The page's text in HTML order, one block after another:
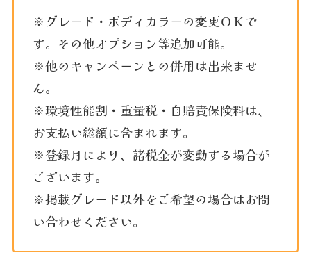
※グレード・ボディカラーの変更ＯＫで
す。その他オプション等追加可能。
※他のキャンペーンとの併用は出来ませ
ん。
※環境性能割・重量税・自賠責保険料は、
お支払い総額に含まれます。
※登録月により、諸税金が変動する場合が
ございます。
※掲載グレード以外をご希望の場合はお問
い合わせください。